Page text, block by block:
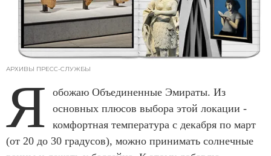
АРХИВЫ ПРЕСС-СЛУЖБЫ
Я
обожаю Объединенные Эмираты. Из
основных плюсов выбора этой локации -
комфортная температура с декабря по март
(от 20 до 30 градусов), можно принимать солнечные